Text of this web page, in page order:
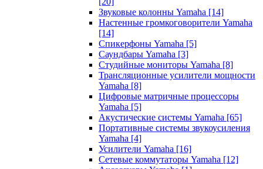
Звуковые колонны Yamaha [14]
Настенные громкоговорители Yamaha
[14]
Спикерфоны Yamaha [5]
Саундбары Yamaha [3]
Студийные мониторы Yamaha [8]
Трансляционные усилители мощности
Yamaha [8]
Цифровые матричные процессоры
Yamaha [5]
Акустические системы Yamaha [65]
Портативные системы звукоусиления
Yamaha [4]
Усилители Yamaha [16]
Сетевые коммутаторы Yamaha [12]